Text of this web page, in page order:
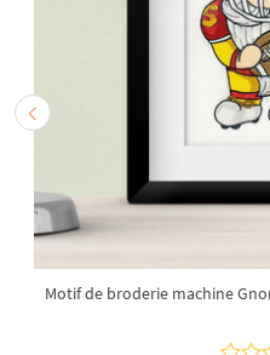
Motif de broderie machine